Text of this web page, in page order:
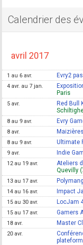
Calendrier des
avril 2017
1 au 6 avr. Evry2
4 avr. au 7 jan.
Paris
5 avr.
Red Bull
8 au 9 avr. Evry
8 avr.
8 au 9 avr. Ultimate
9 avr. Indie
12 au 19 avr. Ateliers
Quevilly
13 au 17 avr.
14 au 16 avr. Impact
15 au 30 avr. LocJam
15 au 17 avr. Gamers
18 avr. Master
20 avr.